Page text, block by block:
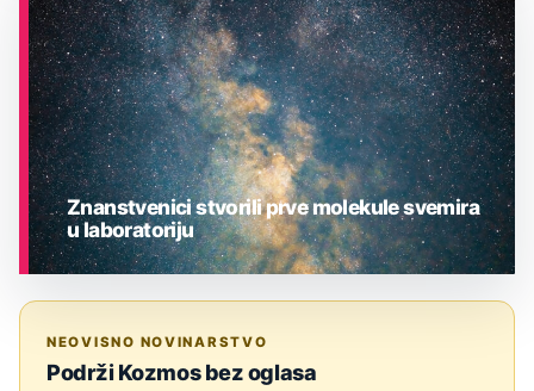
Znanstvenici stvorili prve molekule svemira
u laboratoriju
NEOVISNO NOVINARSTVO
Podrži Kozmos bez oglasa